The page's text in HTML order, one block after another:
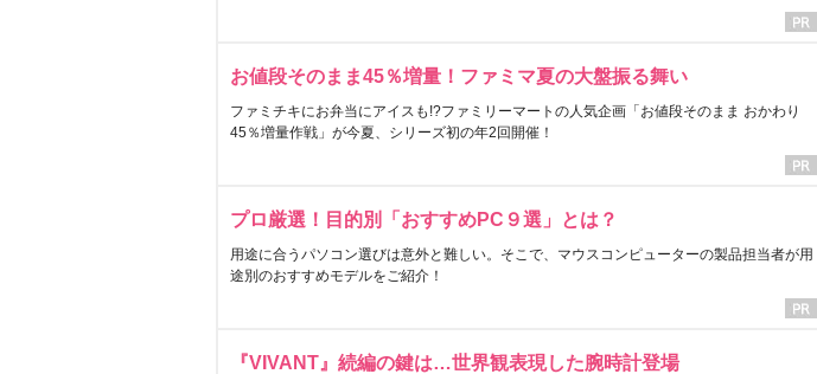
お値段そのまま45％増量！ファミマ夏の大盤振る舞い
ファミチキにお弁当にアイスも!?ファミリーマートの人気企画「お値段そのまま おかわり
45％増量作戦」が今夏、シリーズ初の年2回開催！
プロ厳選！目的別「おすすめPC９選」とは？
用途に合うパソコン選びは意外と難しい。そこで、マウスコンピューターの製品担当者が用
途別のおすすめモデルをご紹介！
『VIVANT』続編の鍵は…世界観表現した腕時計登場